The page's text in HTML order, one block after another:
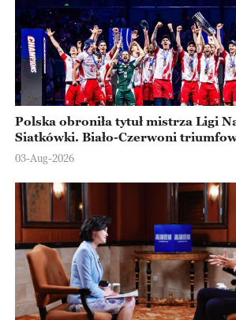
Polska obroniła tytuł mistrza Ligi
Siatkówki. Biało-Czerwoni
Ningbo
03-Aug-2026